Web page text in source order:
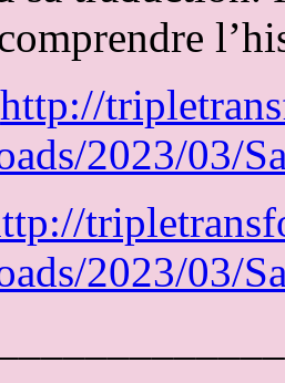
http://
2023/03/
2023/03/